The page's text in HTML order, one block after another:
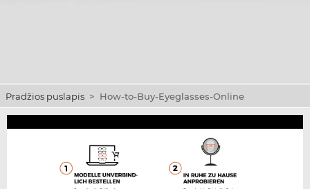
Pradžios puslapis > How-to-Buy-Eyeglasses-Online